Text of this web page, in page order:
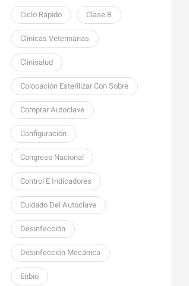
Ciclo Rápido Clase B
Clinicas Veterinarias
Clinisalud
Colocación Esterilizar Con Sobre
Comprar Autoclave
Configuración
Congreso Nacional
Control E Indicadores
Cuidado Del Autoclave
Desinfección
Desinfección Mecánica
Enbio